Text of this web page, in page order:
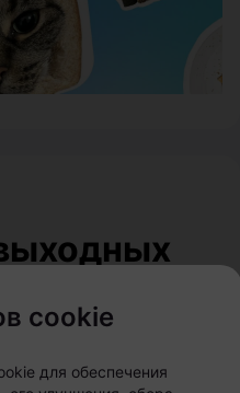
cookie
для обеспечения